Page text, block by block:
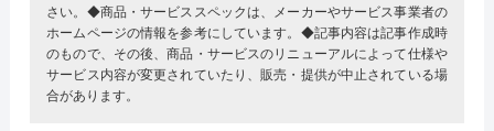
さい。◆商品・サービススペックは、メーカーやサービス事業者の
ホームページの情報を参考にしています。◆記事内容は記事作成時
のもので、その後、商品・サービスのリニューアルによって仕様や
サービス内容が変更されていたり、販売・提供が中止されている場
合があります。